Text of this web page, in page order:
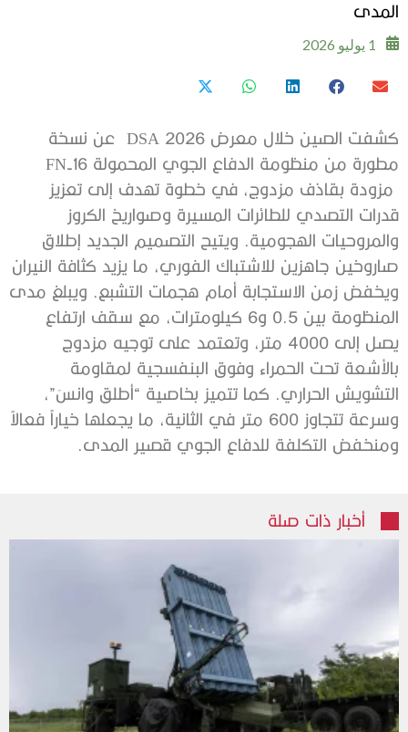
المدى
1 يوليو 2026
كشفت الصين خلال معرض DSA 2026 عن نسخة
مطورة من منظومة الدفاع الجوي المحمولة FN-16
مزودة بقاذف مزدوج، في خطوة تهدف إلى تعزيز
قدرات التصدي للطائرات المسيرة وصواريخ الكروز
والمروحيات الهجومية. ويتيح التصميم الجديد إطلاق
صاروخين جاهزين للاشتباك الفوري، ما يزيد كثافة النيران
ويخفض زمن الاستجابة أمام هجمات التشبع. ويبلغ مدى
المنظومة بين 0.5 و6 كيلومترات، مع سقف ارتفاع
يصل إلى 4000 متر، وتعتمد على توجيه مزدوج
بالأشعة تحت الحمراء وفوق البنفسجية لمقاومة
التشويش الحراري. كما تتميز بخاصية “أطلق وانسَ”،
وسرعة تتجاوز 600 متر في الثانية، ما يجعلها خياراً فعالاً
ومنخفض التكلفة للدفاع الجوي قصير المدى.
أخبار ذات صلة